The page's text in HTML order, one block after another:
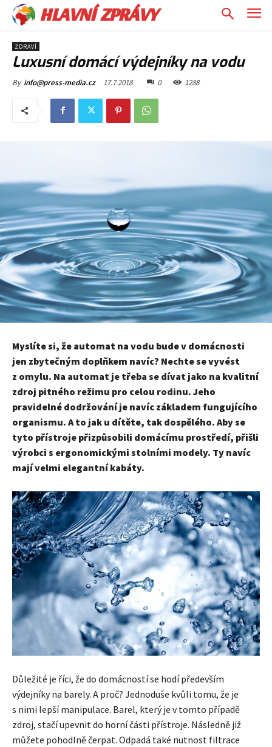
HLAVNÍ ZPRÁVY
ZDRAVÍ
Luxusní domácí výdejníky na vodu
By info@press-media.cz 17.7.2018 0 1288
Myslíte si, že automat na vodu bude v domácnosti
jen zbytečným doplňkem navíc? Nechte se vyvést
z omylu. Na automat je třeba se dívat jako na kvalitní
zdroj pitného režimu pro celou rodinu. Jeho
pravidelné dodržování je navíc základem fungujícího
organismu. A to jak u dítěte, tak dospělého. Aby se
tyto přístroje přizpůsobili domácímu prostředí, přišli
výrobci s ergonomickými stolními modely. Ty navíc
mají velmi elegantní kabáty.
Důležité je říci, že do domácností se hodí především
výdejníky na barely. A proč? Jednoduše kvůli tomu, že je
s nimi lepší manipulace. Barel, který je v tomto případě
zdroj, stačí upevnit do horní části přístroje. Následně již
můžete pohodlně čerpat. Odpadá také nutnost filtrace